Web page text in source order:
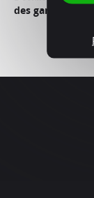
des garanties »